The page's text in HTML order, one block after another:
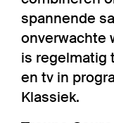
spannende
onverwachte
is regelmatig
en tv in
Klassiek.